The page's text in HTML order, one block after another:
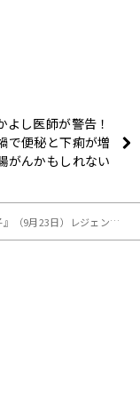
よし医師が警告！
で便秘と下痢が増
がんかもしれない
ンド・戸谷真人アナウンサーがご来店！